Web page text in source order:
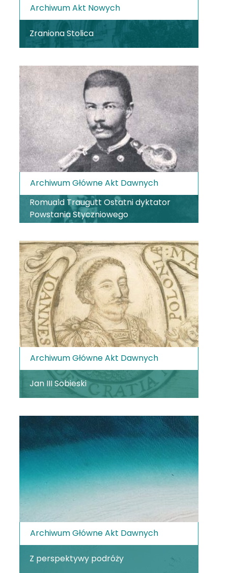
Archiwum Akt Nowych
Zraniona Stolica
Archiwum Główne Akt Dawnych
Romuald Traugutt Ostatni dyktator
Powstania Styczniowego
Archiwum Główne Akt Dawnych
Jan III Sobieski
Archiwum Główne Akt Dawnych
Z perspektywy podróży